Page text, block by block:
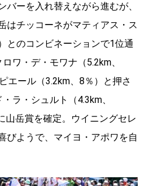
バーを入れ替えながら進むが、
はチッコーネがマティアス・ス
とのコンビネーションで1位通
ワ・デ・モワナ（5.2km、
エール（3.2km、8％）と押さ
ラ・シュルト（4.3km、
山岳賞を確定。ウイニングセレ
びようで、マイヨ・アポワを自